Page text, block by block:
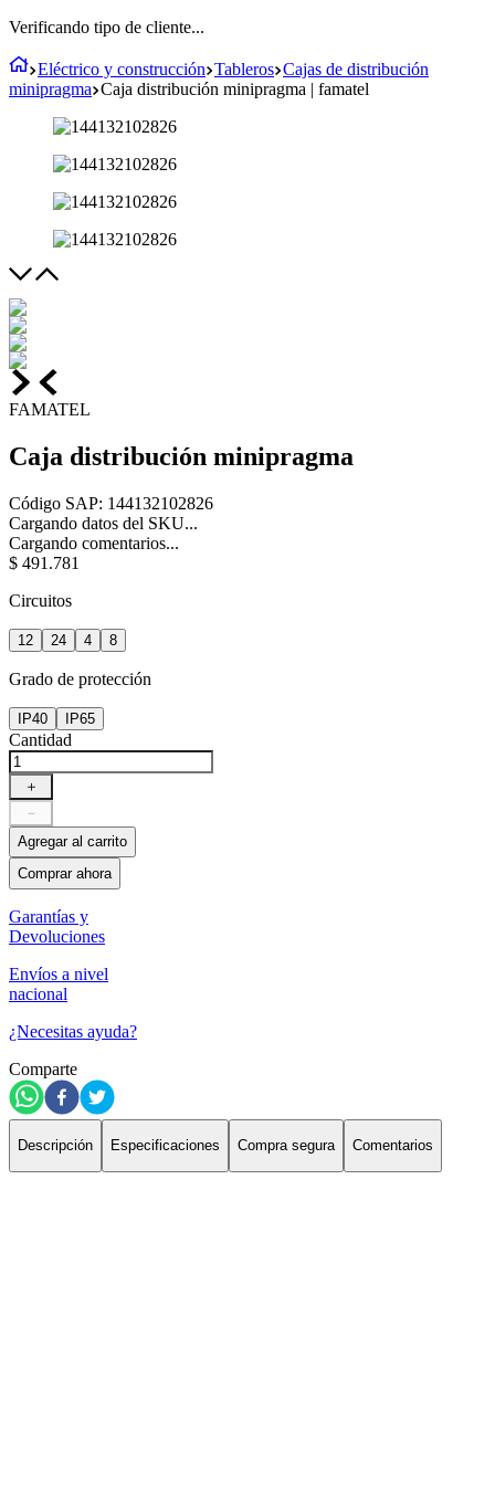
Verificando tipo de cliente...
Eléctrico y construcción Tableros Cajas de distribución
minipragma Caja distribución minipragma | famatel
FAMATEL
Caja distribución minipragma
Código SAP: 144132102826
Cargando datos del SKU...
Cargando comentarios...
$ 491 .781
Circuitos
12 24 4 8
Grado de protección
IP40 IP65
Cantidad
＋
－
Agregar al carrito
Comprar ahora
Garantías y
Devoluciones
Envíos a nivel
nacional
¿Necesitas ayuda?
Comparte
Descripción Especificaciones Compra segura Comentarios